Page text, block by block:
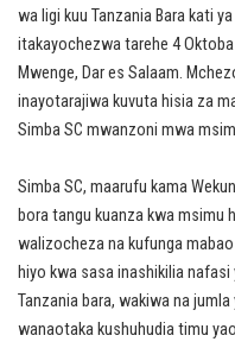
wa ligi kuu Tanzania Bara kati
itakayochezwa tarehe 4
Mwenge, Dar es Salaam.
inayotarajiwa kuvuta hisia za
Simba SC mwanzoni mwa
Simba SC, maarufu kama
bora tangu kuanza kwa msimu
walizocheza na kufunga
hiyo kwa sasa inashikilia
Tanzania bara, wakiwa na
wanaotaka kushuhudia timu